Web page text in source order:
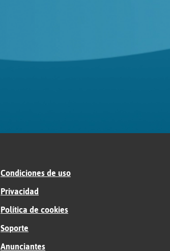
Condiciones de uso
Privacidad
Política de cookies
Soporte
Anunciantes